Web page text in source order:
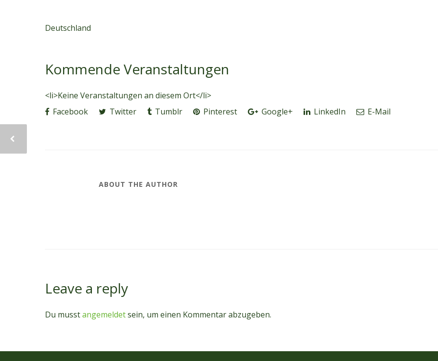
Deutschland
Kommende Veranstaltungen
<li>Keine Veranstaltungen an diesem Ort</li>
Facebook
Twitter Tumblr Pinterest Google+ LinkedIn E-Mail
ABOUT THE AUTHOR
Leave a reply
Du musstangemeldetsein, um einen Kommentar abzugeben.